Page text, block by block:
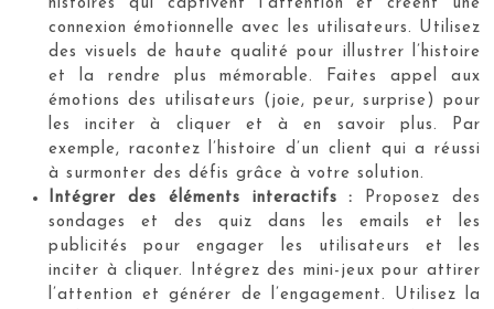
histoires qui captivent l’attention et créent une
connexion émotionnelle avec les utilisateurs. Utilisez
des visuels de haute qualité pour illustrer l’histoire
et la rendre plus mémorable. Faites appel aux
émotions des utilisateurs (joie, peur, surprise) pour
les inciter à cliquer et à en savoir plus. Par
exemple, racontez l’histoire d’un client qui a réussi
à surmonter des défis grâce à votre solution.
Intégrer des éléments interactifs : Proposez des
sondages et des quiz dans les emails et les
publicités pour engager les utilisateurs et les
inciter à cliquer. Intégrez des mini-jeux pour attirer
l’attention et générer de l’engagement. Utilisez la